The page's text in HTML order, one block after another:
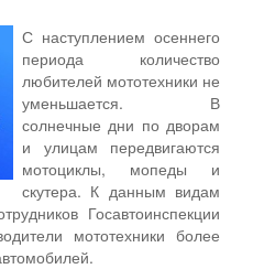
С наступлением осеннего
периода количество
любителей мототехники не
уменьшается. В
солнечные дни по дворам
и улицам передвигаются
мотоциклы, мопеды и
скутера. К данным видам
Госавтоинспекции
мототехники более